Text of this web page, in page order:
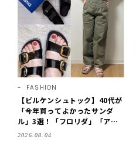
FASHION
【ビルケンシュトック】40代が
「今年買ってよかったサンダ
ル」3選！「フロリダ」「アリ
ゾナ」の履き心地＆サイズ選び
2026.08.04